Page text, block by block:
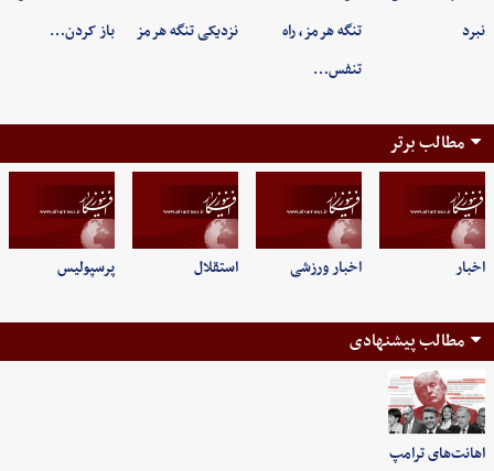
نبرد
تنگه هرمز، راه
تنفس…
نزدیکی تنگه هرمز
باز کردن…
مطالب برتر
اخبار اخبار ورزشی استقلال پرسپولیس
مطالب پیشنهادی
اهانت‌های ترامپ